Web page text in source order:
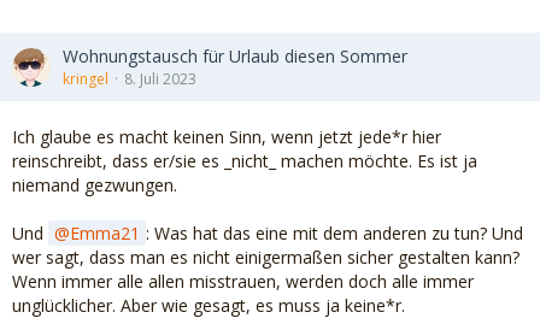
Wohnungstausch für Urlaub diesen Sommer
kringel 8. Juli 2023
Ich glaube es macht keinen Sinn, wenn jetzt jede*r hier
reinschreibt, dass er/sie es _nicht_ machen möchte. Es ist ja
niemand gezwungen.
Und Emma21 : Was hat das eine mit dem anderen zu tun? Und
wer sagt, dass man es nicht einigermaßen sicher gestalten kann?
Wenn immer alle allen misstrauen, werden doch alle immer
unglücklicher. Aber wie gesagt, es muss ja keine*r.